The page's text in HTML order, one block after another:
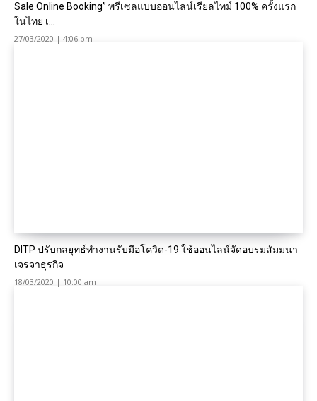
Sale Online Booking” พรีเซลแบบออนไลน์เรียลไทม์ 100% ครั้งแรก
ในไทย เ...
27/03/2020 | 4:06 pm
DITP ปรับกลยุทธ์ทำงานรับมือโควิด-19 ใช้ออนไลน์จัดอบรมสัมมนา
เจรจาธุรกิจ
18/03/2020 | 10:00 am